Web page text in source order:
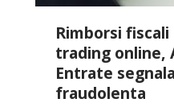
Rimborsi
trading online,
Entrate
fraudolenta